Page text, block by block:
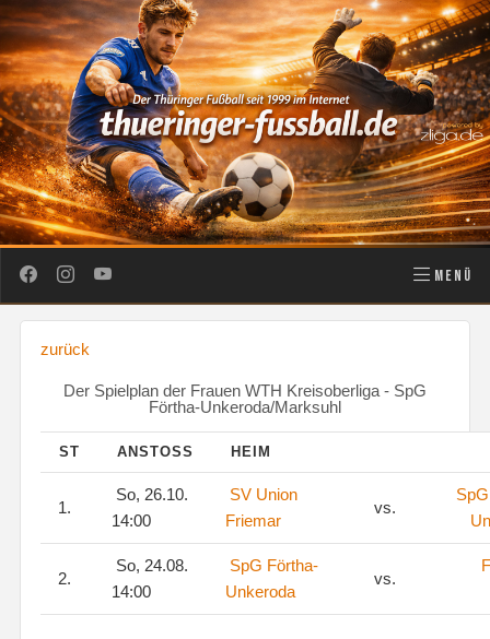
MENÜ
zurück
Der Spielplan der Frauen WTH Kreisoberliga - SpG
Förtha-Unkeroda/Marksuhl
ST ANSTOSS HEIM
1.
So, 26.10.
14:00
SV Union
Friemar
vs.
2.
So, 24.08.
14:00
SpG Förtha-
Unkeroda
vs.